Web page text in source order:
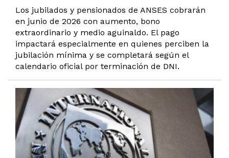
Los jubilados y pensionados de ANSES cobrarán
en junio de 2026 con aumento, bono
extraordinario y medio aguinaldo. El pago
impactará especialmente en quienes perciben la
jubilación mínima y se completará según el
calendario oficial por terminación de DNI.